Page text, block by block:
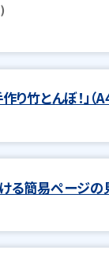
竹とんぼ！」（
簡易ページの